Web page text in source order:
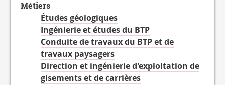
Métiers
Études géologiques
Ingénierie et études du BTP
Conduite de travaux du BTP et de
travaux paysagers
Direction et ingénierie d'exploitation de
gisements et de carrières